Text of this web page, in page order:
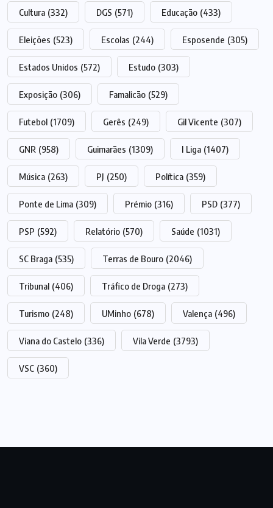
Cultura (332) DGS (571) Educação (433)
Eleições (523) Escolas (244) Esposende (305)
Estados Unidos (572) Estudo (303)
Exposição (306) Famalicão (529)
Futebol (1709) Gerês (249) Gil Vicente (307)
GNR (958) Guimarães (1309) I Liga (1407)
Música (263) PJ (250) Política (359)
Ponte de Lima (309) Prémio (316) PSD (377)
PSP (592) Relatório (570) Saúde (1031)
SC Braga (535) Terras de Bouro (2046)
Tribunal (406) Tráfico de Droga (273)
Turismo (248) UMinho (678) Valença (496)
Viana do Castelo (336) Vila Verde (3793)
VSC (360)